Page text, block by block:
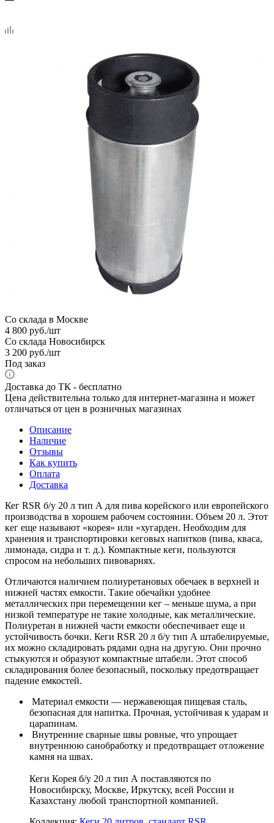
Со склада в Москве
4 800 руб./шт
Со склада Новосибирск
3 200 руб./шт
Под заказ
Доставка до ТК - бесплатно
Цена действительна только для интернет-магазина и может
отличаться от цен в розничных магазинах
Описание
Наличие
Отзывы
Как купить
Оплата
Доставка
Кег RSR б/у 20 л тип А для пива корейского или европейского
производства в хорошем рабочем состоянии. Объем 20 л. Этот
кег еще называют «корея» или «хугарден. Необходим для
хранения и транспортировки кеговых напитков (пива, кваса,
лимонада, сидра и т. д.). Компактные кеги, пользуются
спросом на небольших пивоварнях.
Отличаются наличием полиуретановых обечаек в верхней и
нижней частях емкости. Такие обечайки удобнее
металлических при перемещении кег – меньше шума, а при
низкой температуре не такие холодные, как металлические.
Полиуретан в нижней части емкости обеспечивает еще и
устойчивость бочки. Кеги RSR 20 л б/у тип А штабелируемые,
их можно складировать рядами одна на другую. Они прочно
стыкуются и образуют компактные штабели. Этот способ
складирования более безопасный, поскольку предотвращает
падение емкостей.
Материал емкости — нержавеющая пищевая сталь,
безопасная для напитка. Прочная, устойчивая к ударам и
царапинам.
Внутренние сварные швы ровные, что упрощает
внутреннюю санобработку и предотвращает отложение
камня на швах.
Кеги Корея б/у 20 л тип А поставляются по
Новосибирску, Москве, Иркутску, всей России и
Казахстану любой транспортной компанией.